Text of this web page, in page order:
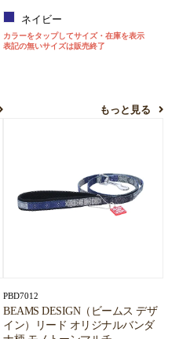
ネイビー
カラーをタップしてサイズ・在庫を表示
表記の無いサイズは販売終了
もっと見る
PBD7012
BEAMS DESIGN（ビームス デザ
イン）リード オリジナルバンダ